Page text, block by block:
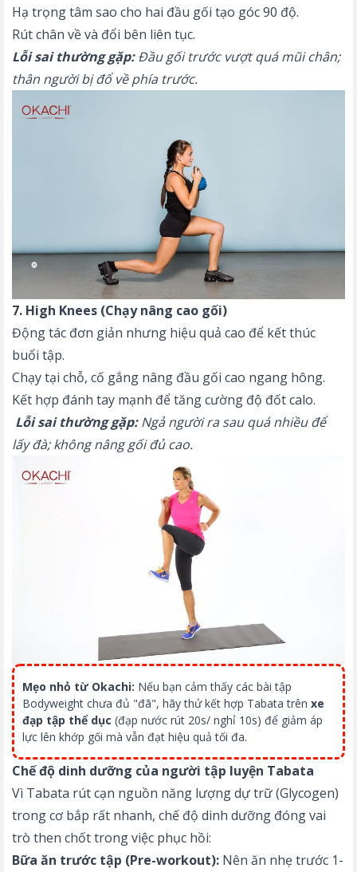
Hạ trọng tâm sao cho hai đầu gối tạo góc 90 độ.
Rút chân về và đổi bên liên tục.
Lỗi sai thường gặp:Đầu gối trước vượt quá mũi chân;
thân người bị đổ về phía trước.
7. High Knees (Chạy nâng cao gối)
Động tác đơn giản nhưng hiệu quả cao để kết thúc
buổi tập.
Chạy tại chỗ, cố gắng nâng đầu gối cao ngang hông.
Kết hợp đánh tay mạnh để tăng cường độ đốt calo.
Lỗi sai thường gặp:Ngả người ra sau quá nhiều để
lấy đà; không nâng gối đủ cao.
Mẹo nhỏ từ Okachi: Nếu bạn cảm thấy các bài tập
Bodyweight chưa đủ "đã", hãy thử kết hợp Tabata trên xe
đạp tập thể dục (đạp nước rút 20s/ nghỉ 10s) để giảm áp
lực lên khớp gối mà vẫn đạt hiệu quả tối đa.
Chế độ dinh dưỡng của người tập luyện Tabata
Vì Tabata rút cạn nguồn năng lượng dự trữ (Glycogen)
trong cơ bắp rất nhanh, chế độ dinh dưỡng đóng vai
trò then chốt trong việc phục hồi:
Bữa ăn trước tập (Pre-workout): Nên ăn nhẹ trước 1-